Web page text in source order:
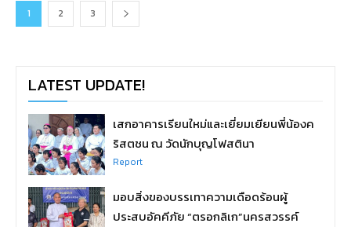
1 2 3
LATEST UPDATE!
เสกอาคารเรียนใหม่และเยี่ยมเยียนพี่น้องค
ริสตชน ณ วัดนักบุญโฟสตินา
Report
มอบสิ่งของบรรเทาความเดือดร้อนผู้
ประสบอัคคีภัย “ตรอกลิเก”นครสวรรค์